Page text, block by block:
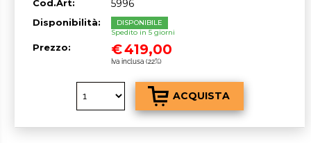
Cod.Art: 5996
Disponibilità:
DISPONIBILE
Spedito in 5 giorni
Prezzo: €419,00
Iva inclusa (22%)